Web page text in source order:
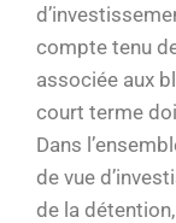
compte tenu
associée aux
court terme
Dans
de vue
de la